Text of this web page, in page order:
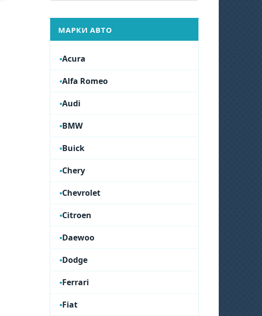
МАРКИ АВТО
Acura
Alfa Romeo
Audi
BMW
Buick
Chery
Chevrolet
Citroen
Daewoo
Dodge
Ferrari
Fiat